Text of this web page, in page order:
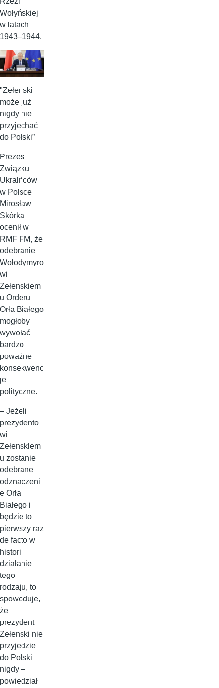
Wołyńskiej
w latach
1943–1944.
"Zełenski
może już
nigdy nie
przyjechać
do Polski”
Prezes
Związku
Ukraińców
w Polsce
Mirosław
Skórka
ocenił w
RMF FM, że
odebranie
Wołodymyro
wi
Zełenskiem
u Orderu
Orła Białego
mogłoby
wywołać
bardzo
poważne
konsekwenc
je
polityczne.
– Jeżeli
prezydento
wi
Zełenskiem
u zostanie
odebrane
odznaczeni
e Orła
Białego i
będzie to
pierwszy raz
de facto w
historii
działanie
tego
rodzaju, to
spowoduje,
że
prezydent
Zełenski nie
przyjedzie
do Polski
nigdy –
powiedział